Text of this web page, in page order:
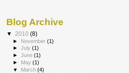
Blog Archive
▼ 2010 (8)
► November(1)
►July(1)
►June(1)
► May(1)
▼ March(4)